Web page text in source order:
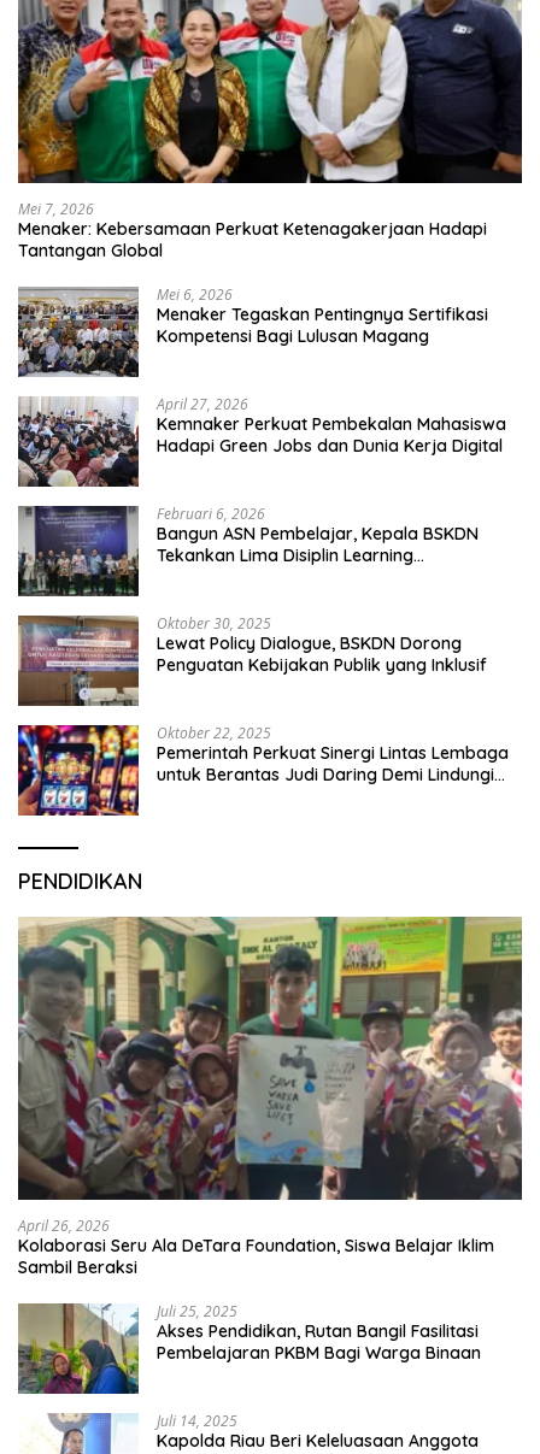
Mei 7, 2026
Menaker: Kebersamaan Perkuat Ketenagakerjaan Hadapi
Tantangan Global
Mei 6, 2026
Menaker Tegaskan Pentingnya Sertifikasi
Kompetensi Bagi Lulusan Magang
April 27, 2026
Kemnaker Perkuat Pembekalan Mahasiswa
Hadapi Green Jobs dan Dunia Kerja Digital
Februari 6, 2026
Bangun ASN Pembelajar, Kepala BSKDN
Tekankan Lima Disiplin Learning
Oktober 30, 2025
Lewat Policy Dialogue, BSKDN Dorong
Penguatan Kebijakan Publik yang Inklusif
Oktober 22, 2025
Pemerintah Perkuat Sinergi Lintas Lembaga
untuk Berantas Judi Daring Demi Lindungi
PENDIDIKAN
April 26, 2026
Kolaborasi Seru Ala DeTara Foundation, Siswa Belajar Iklim
Sambil Beraksi
Juli 25, 2025
Akses Pendidikan, Rutan Bangil Fasilitasi
Pembelajaran PKBM Bagi Warga Binaan
Juli 14, 2025
Kapolda Riau Beri Keleluasaan Anggota